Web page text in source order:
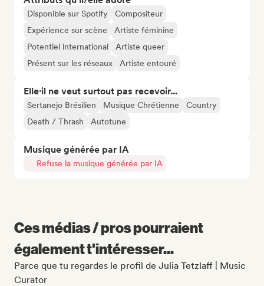
Disponible sur Spotify
Compositeur
Expérience sur scène
Artiste féminine
Potentiel international
Artiste queer
Présent sur les réseaux
Artiste entouré
Elle·il ne veut surtout pas recevoir...
Sertanejo Brésilien Musique Chrétienne
Country
Death / Thrash
Autotune
Musique générée par IA
Refuse la musique générée par IA
Ces médias / pros pourraient
également t'intéresser...
Parce que tu regardes le profil de Julia Tetzlaff | Music
Curator